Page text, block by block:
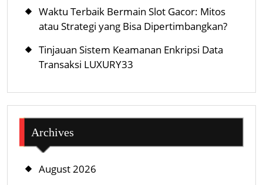
Waktu Terbaik Bermain Slot Gacor: Mitos
atau Strategi yang Bisa Dipertimbangkan?
Tinjauan Sistem Keamanan Enkripsi Data
Transaksi LUXURY33
Archives
August 2026